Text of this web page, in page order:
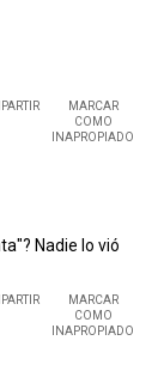
MARCAR
COMO
INAPROPIADO
Nadie lo vió
MARCAR
COMO
INAPROPIADO